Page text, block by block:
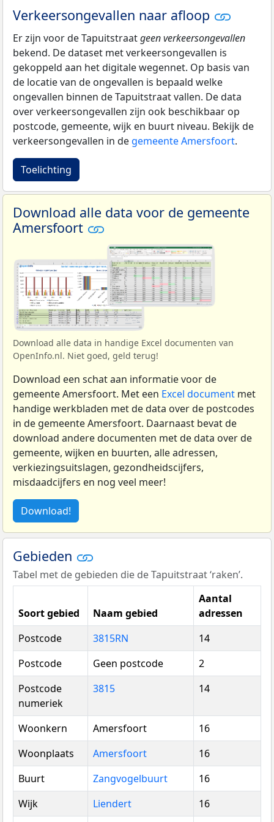
Verkeersongevallen naar afloop
Er zijn voor de Tapuitstraatgeen verkeersongevallen
bekend. De dataset met verkeersongevallen is
gekoppeld aan het digitale wegennet. Op basis van
de locatie van de ongevallen is bepaald welke
ongevallen binnen de Tapuitstraat vallen. De data
over verkeersongevallen zijn ook beschikbaar op
postcode, gemeente, wijk en buurt niveau. Bekijk de
verkeersongevallen in de gemeente Amersfoort.
Toelichting
Download alle data voor de gemeente
Amersfoort
Download alle data in handige Excel documenten van
OpenInfo.nl. Niet goed, geld terug!
Download een schat aan informatie voor de
gemeente Amersfoort. Met een Excel document met
handige werkbladen met de data over de postcodes
in de gemeente Amersfoort. Daarnaast bevat de
download andere documenten met de data over de
gemeente, wijken en buurten, alle adressen,
verkiezingsuitslagen, gezondheidscijfers,
misdaadcijfers en nog veel meer!
Download!
Gebieden
Tabel met de gebieden die de Tapuitstraat ‘raken’.
Soort gebied Naam gebied
Aantal
adressen
Postcode
3815RN
14
Postcode
Geen postcode
2
Postcode
numeriek
3815 14
Woonkern Amersfoort
16
Woonplaats
Amersfoort
16
Buurt
Zangvogelbuurt
16
Wijk
Liendert
16